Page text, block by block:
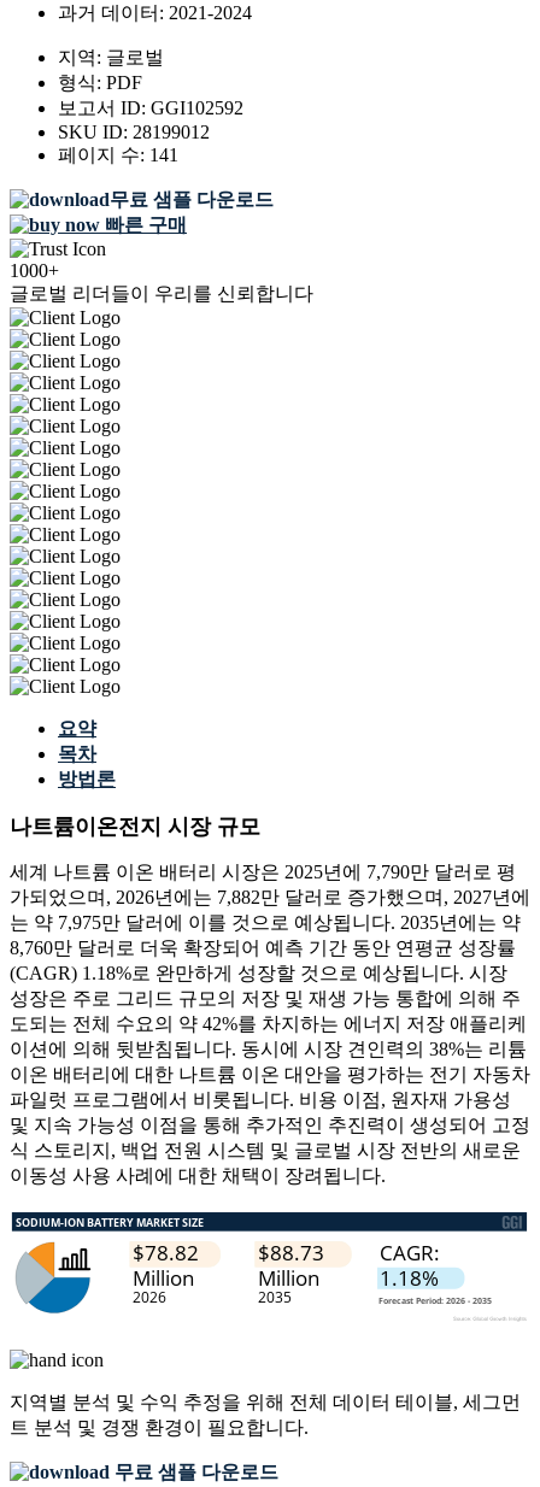
과거 데이터: 2021-2024
지역: 글로벌
형식: PDF
보고서 ID: GGI102592
SKU ID: 28199012
페이지 수: 141
무료 샘플 다운로드
빠른 구매
1000+
글로벌 리더들이 우리를 신뢰합니다
요약
목차
방법론
나트륨이온전지 시장 규모
세계 나트륨 이온 배터리 시장은 2025년에 7,790만 달러로 평
가되었으며, 2026년에는 7,882만 달러로 증가했으며, 2027년에
는 약 7,975만 달러에 이를 것으로 예상됩니다. 2035년에는 약
8,760만 달러로 더욱 확장되어 예측 기간 동안 연평균 성장률
(CAGR) 1.18%로 완만하게 성장할 것으로 예상됩니다. 시장
성장은 주로 그리드 규모의 저장 및 재생 가능 통합에 의해 주
도되는 전체 수요의 약 42%를 차지하는 에너지 저장 애플리케
이션에 의해 뒷받침됩니다. 동시에 시장 견인력의 38%는 리튬
이온 배터리에 대한 나트륨 이온 대안을 평가하는 전기 자동차
파일럿 프로그램에서 비롯됩니다. 비용 이점, 원자재 가용성
및 지속 가능성 이점을 통해 추가적인 추진력이 생성되어 고정
식 스토리지, 백업 전원 시스템 및 글로벌 시장 전반의 새로운
이동성 사용 사례에 대한 채택이 장려됩니다.
지역별 분석 및 수익 추정을 위해 전체 데이터 테이블, 세그먼
트 분석 및 경쟁 환경이 필요합니다.
무료 샘플 다운로드